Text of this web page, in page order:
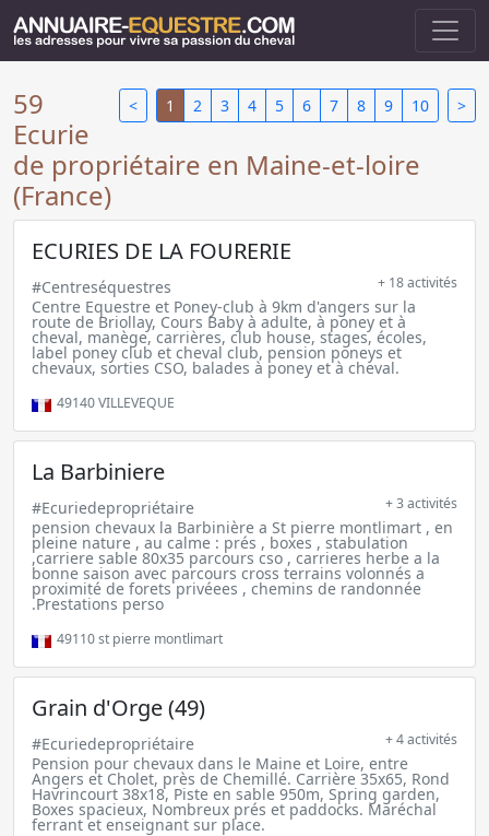
< 1 2 3 4 5 6 7 8 9 10 >
59
Ecurie
de propriétaire en Maine-et-loire
(France)
ECURIES DE LA FOURERIE
#Centreséquestres + 18 activités
Centre Equestre et Poney-club à 9km d'angers sur la
route de Briollay, Cours Baby à adulte, à poney et à
cheval, manège, carrières, club house, stages, écoles,
label poney club et cheval club, pension poneys et
chevaux, sorties CSO, balades à poney et à cheval.
49140VILLEVEQUE
La Barbiniere
#Ecuriedepropriétaire + 3 activités
pension chevaux la Barbinière a St pierre montlimart , en
pleine nature , au calme : prés , boxes , stabulation
,carriere sable 80x35 parcours cso , carrieres herbe a la
bonne saison avec parcours cross terrains volonnés a
proximité de forets privéees , chemins de randonnée
.Prestations perso
49110st pierre montlimart
Grain d'Orge (49)
#Ecuriedepropriétaire + 4 activités
Pension pour chevaux dans le Maine et Loire, entre
Angers et Cholet, près de Chemillé. Carrière 35x65, Rond
Havrincourt 38x18, Piste en sable 950m, Spring garden,
Boxes spacieux, Nombreux prés et paddocks. Maréchal
ferrant et enseignant sur place.